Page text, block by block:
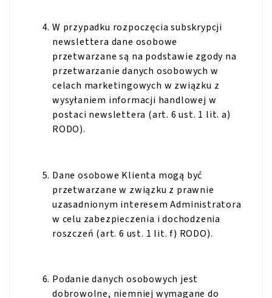
W przypadku rozpoczęcia subskrypcji
newslettera dane osobowe
przetwarzane są na podstawie zgody na
przetwarzanie danych osobowych w
celach marketingowych w związku z
wysyłaniem informacji handlowej w
postaci newslettera (art. 6 ust. 1 lit. a)
RODO).
Dane osobowe Klienta mogą być
przetwarzane w związku z prawnie
uzasadnionym interesem Administratora
w celu zabezpieczenia i dochodzenia
roszczeń (art. 6 ust. 1 lit. f) RODO).
Podanie danych osobowych jest
dobrowolne, niemniej wymagane do